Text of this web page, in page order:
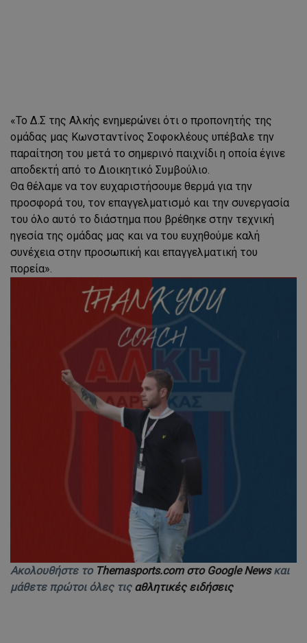
«Το Δ.Σ της Αλκής ενημερώνει ότι ο προπονητής της
ομάδας μας Κωνσταντίνος Σοφοκλέους υπέβαλε την
παραίτηση του μετά το σημερινό παιχνίδι η οποία έγινε
αποδεκτή από το Διοικητικό Συμβούλιο.
Θα θέλαμε να τον ευχαριστήσουμε θερμά για την
προσφορά του, τον επαγγελματισμό και την συνεργασία
του όλο αυτό το διάστημα που βρέθηκε στην τεχνική
ηγεσία της ομάδας μας και να του ευχηθούμε καλή
συνέχεια στην προσωπική και επαγγελματική του
πορεία».
Ακολουθήστε το Themasports.com στο Google Newsκαι
μάθετε πρώτοι όλες τις αθλητικές ειδήσεις